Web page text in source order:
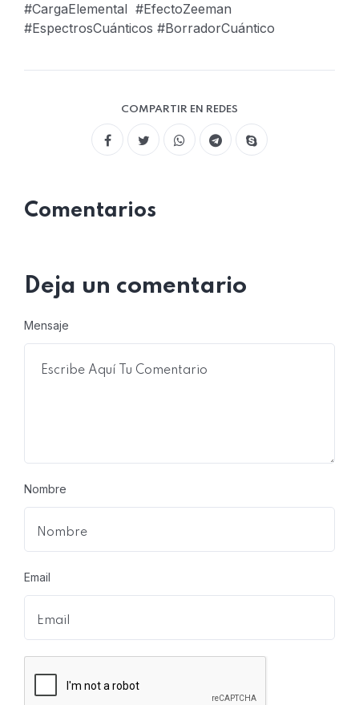
#CargaElemental #EfectoZeeman
#EspectrosCuánticos #BorradorCuántico
COMPARTIR EN REDES
Comentarios
Deja un comentario
Mensaje
Nombre
Email